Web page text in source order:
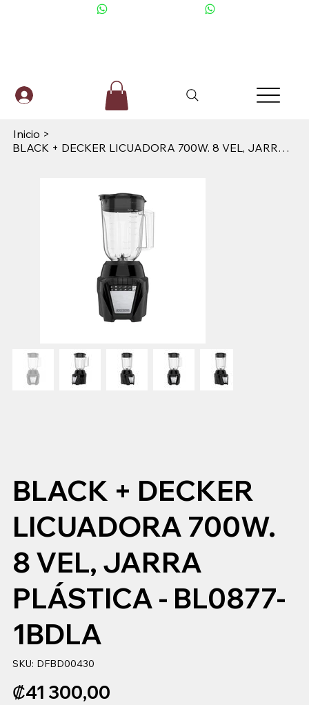
Inicio >
BLACK + DECKER LICUADORA 700W. 8 VEL, JARRA PLÁSTICA - BL0877-1BDLA
BLACK + DECKER
LICUADORA 700W.
8 VEL, JARRA
PLÁSTICA - BL0877-
1BDLA
SKU: SKU
DFBD00430
DFBD00430
Precio
₡41 300,00